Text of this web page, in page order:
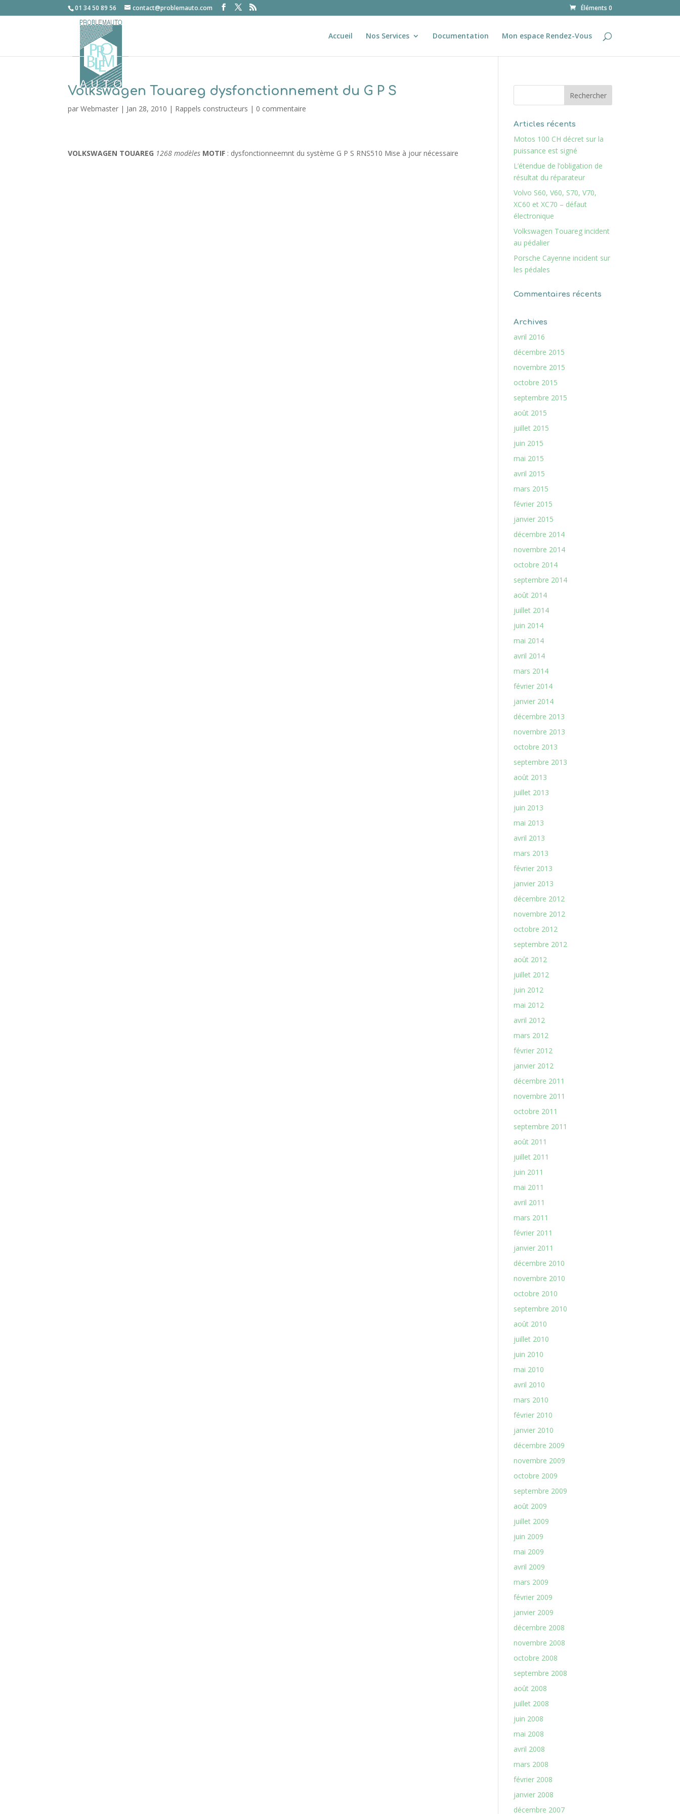
01 34 50 89 56 contact@problemauto.com Éléments 0
Accueil Nos Services Documentation Mon espace Rendez-Vous
Volkswagen Touareg dysfonctionnement du G P S
parWebmaster | Jan 28, 2010 | Rappels constructeurs | 0 commentaire
VOLKSWAGEN TOUAREG 1268 modèles MOTIF : dysfonctionneemnt du système G P S RNS510 Mise à jour nécessaire
Articles récents
Motos 100 CH décret sur la
puissance est signé
L’étendue de l’obligation de
résultat du réparateur
Volvo S60, V60, S70, V70,
XC60 et XC70 – défaut
électronique
Volkswagen Touareg incident
au pédalier
Porsche Cayenne incident sur
les pédales
Commentaires récents
Archives
avril 2016
décembre 2015
novembre 2015
octobre 2015
septembre 2015
août 2015
juillet 2015
juin 2015
mai 2015
avril 2015
mars 2015
février 2015
janvier 2015
décembre 2014
novembre 2014
octobre 2014
septembre 2014
août 2014
juillet 2014
juin 2014
mai 2014
avril 2014
mars 2014
février 2014
janvier 2014
décembre 2013
novembre 2013
octobre 2013
septembre 2013
août 2013
juillet 2013
juin 2013
mai 2013
avril 2013
mars 2013
février 2013
janvier 2013
décembre 2012
novembre 2012
octobre 2012
septembre 2012
août 2012
juillet 2012
juin 2012
mai 2012
avril 2012
mars 2012
février 2012
janvier 2012
décembre 2011
novembre 2011
octobre 2011
septembre 2011
août 2011
juillet 2011
juin 2011
mai 2011
avril 2011
mars 2011
février 2011
janvier 2011
décembre 2010
novembre 2010
octobre 2010
septembre 2010
août 2010
juillet 2010
juin 2010
mai 2010
avril 2010
mars 2010
février 2010
janvier 2010
décembre 2009
novembre 2009
octobre 2009
septembre 2009
août 2009
juillet 2009
juin 2009
mai 2009
avril 2009
mars 2009
février 2009
janvier 2009
décembre 2008
novembre 2008
octobre 2008
septembre 2008
août 2008
juillet 2008
juin 2008
mai 2008
avril 2008
mars 2008
février 2008
janvier 2008
décembre 2007